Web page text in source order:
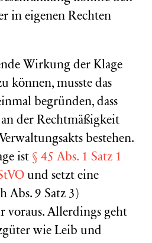
in eigenen Rechten
Wirkung der Klage
können, musste das
begründen, dass
der Rechtmäßigkeit
bestehen.
ist § 45 Abs. 1 Satz 1
und setzt eine
Abs. 9 Satz 3)
voraus. Allerdings geht
wie Leib und